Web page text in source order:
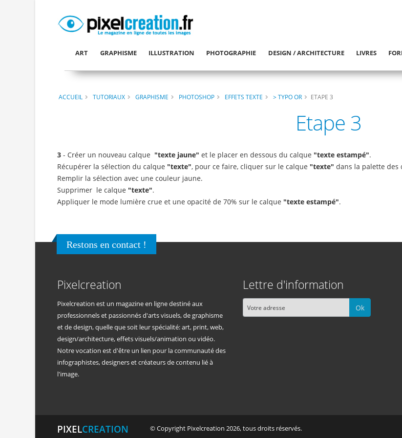
ART GRAPHISME ILLUSTRATION PHOTOGRAPHIE DESIGN / ARCHITECTURE LIVRES
ACCUEIL TUTORIAUX GRAPHISME PHOTOSHOP EFFETS TEXTE > TYPO OR ETAPE 3
Etape 3
3 - Créer un nouveau calque "texte jaune" et le placer en dessous du calque "texte estampé".
Récupérer la sélection du calque "texte", pour ce faire, cliquer sur le calque "texte" dans la palette des
Remplir la sélection avec une couleur jaune.
Supprimer le calque "texte".
Appliquer le mode lumière crue et une opacité de 70% sur le calque "texte estampé".
Restons en contact !
Pixelcreation
Pixelcreation est un magazine en ligne destiné aux
professionnels et passionnés d'arts visuels, de graphisme
et de design, quelle que soit leur spécialité: art, print, web,
design/architecture, effets visuels/animation ou vidéo.
Notre vocation est d'être un lien pour la communauté des
infographistes, designers et créateurs de contenu lié à
l'image.
Lettre d'information
Ok
PIXELCREATION © Copyright Pixelcreation 2026, tous droits réservés.